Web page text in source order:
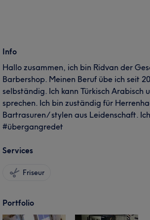
Info
Hallo zusammen, ich bin Ridvan der
Barbershop. Meinen Beruf übe ich seit
selbständig. Ich kann Türkisch Arabisch
sprechen. Ich bin zuständig für
Bartrasuren/ stylen aus Leidenschaft.
#übergangredet
Services
Friseur
Portfolio